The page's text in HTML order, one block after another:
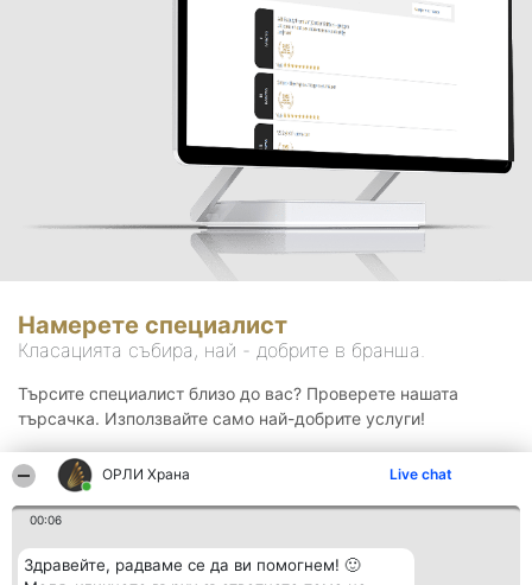
ОРЛИ Храна Live chat
00:06
Здравейте, радваме се да ви помогнем! 🙂
Намерете специалист
Класацията събира, най - добрите в бранша.
Търсите специалист близо до вас? Проверете нашата
търсачка. Използвайте само най-добрите услуги!